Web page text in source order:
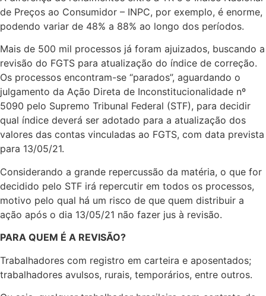
de Preços ao Consumidor – INPC, por exemplo, é enorme,
podendo variar de 48% a 88% ao longo dos períodos.
Mais de 500 mil processos já foram ajuizados, buscando a
revisão do FGTS para atualização do índice de correção.
Os processos encontram-se “parados”, aguardando o
julgamento da Ação Direta de Inconstitucionalidade nº
5090 pelo Supremo Tribunal Federal (STF), para decidir
qual índice deverá ser adotado para a atualização dos
valores das contas vinculadas ao FGTS, com data prevista
para 13/05/21.
Considerando a grande repercussão da matéria, o que for
decidido pelo STF irá repercutir em todos os processos,
motivo pelo qual há um risco de que quem distribuir a
ação após o dia 13/05/21 não fazer jus à revisão.
PARA QUEM É A REVISÃO?
Trabalhadores com registro em carteira e aposentados;
trabalhadores avulsos, rurais, temporários, entre outros.